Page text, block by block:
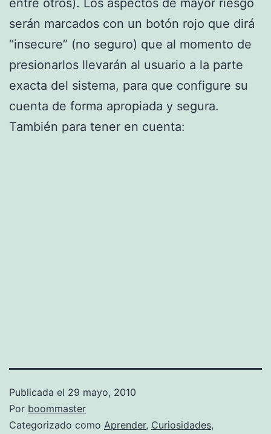
serán marcados con un botón rojo que dirá
“insecure” (no seguro) que al momento de
presionarlos llevarán al usuario a la parte
exacta del sistema, para que configure su
cuenta de forma apropiada y segura.
También para tener en cuenta:
Publicada el 29 mayo, 2010
Por boommaster
Categorizado como Aprender, Curiosidades,